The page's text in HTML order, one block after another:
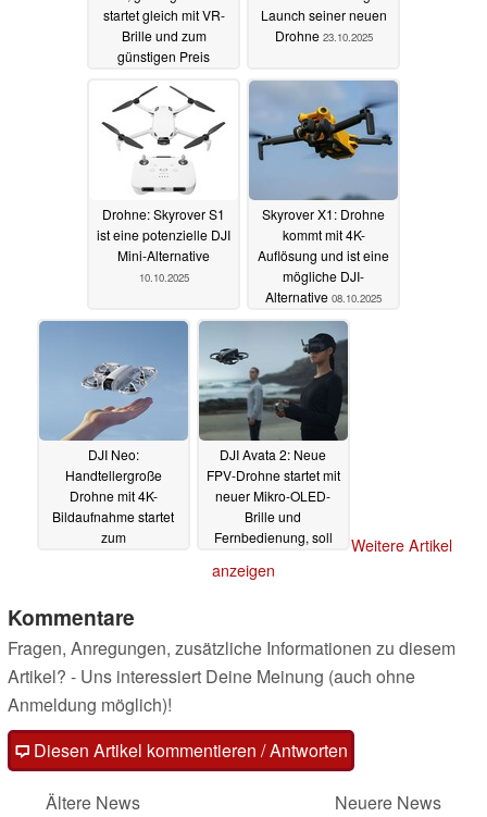
startet gleich mit VR-
Brille und zum
günstigen Preis
Launch seiner neuen
Drohne 23.10.2025
Drohne: Skyrover S1
ist eine potenzielle DJI
Mini-Alternative
10.10.2025
Skyrover X1: Drohne
kommt mit 4K-
Auflösung und ist eine
mögliche DJI-
Alternative 08.10.2025
DJI Neo:
Handtellergroße
Drohne mit 4K-
Bildaufnahme startet
zum
05.09.2024
DJI Avata 2: Neue
FPV-Drohne startet mit
neuer Mikro-OLED-
Brille und
Fernbedienung, soll
schnelle Erfolge
Weitere Artikel
anzeigen
Kommentare
Fragen, Anregungen, zusätzliche Informationen zu diesem
Artikel? - Uns interessiert Deine Meinung (auch ohne
Anmeldung möglich)!
Diesen Artikel kommentieren / Antworten
Ältere News
Neuere News